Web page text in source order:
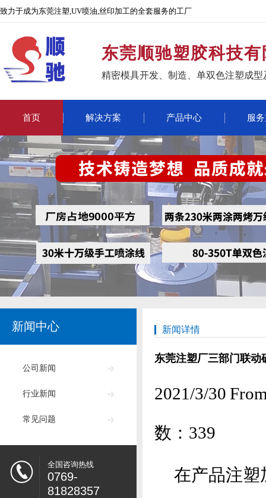
致力于成为东莞注塑,UV喷油,丝印加工的全套服务的工厂
东莞顺驰塑胶科技
精密模具开发、制造、单双色注塑成
首页 解决方案 产品中心 服
新闻中心
公司新闻
行业新闻
常见问题
全国咨询热线
0769-
81828357
新闻详情
东莞注塑厂三部门联动
2021/3/30
数： 339
在产品注塑